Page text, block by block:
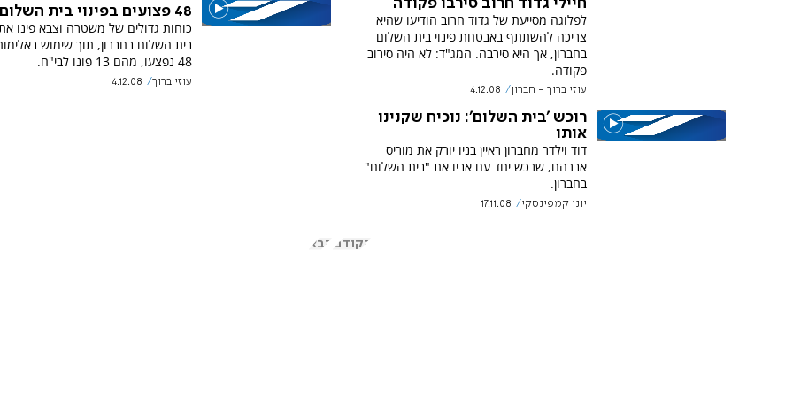
חיילי גדוד חרוב סירבו פקודה
לפלוגה מסייעת של גדוד חרוב הודיעו שהיא
צריכה להשתתף באבטחת פינוי בית השלום
בחברון, אך היא סירבה. המג"ד: לא היה סירוב
פקודה.
עוזי ברוך - חברון 4.12.08
48 פצועים בפינוי בית השלום
כוחות גדולים של משטרה וצבא פינו את
בית השלום בחברון, תוך שימוש
48 נפצעו, מהם 13 פונו לבי"ח.
עוזי ברוך 4.12.08
רוכש 'בית השלום': נוכיח שקנינו
אותו
דוד וילדר מחברון ראיין בניו יורק את מוריס
אברהם, שרכש יחד עם אביו את "בית השלום"
בחברון.
יוני קמפינסקי 17.11.08
הקודם הבא